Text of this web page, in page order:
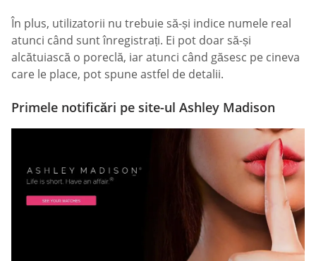
În plus, utilizatorii nu trebuie să-și indice numele real
atunci când sunt înregistrați. Ei pot doar să-și
alcătuiască o poreclă, iar atunci când găsesc pe cineva
care le place, pot spune astfel de detalii.
Primele notificări pe site-ul Ashley Madison